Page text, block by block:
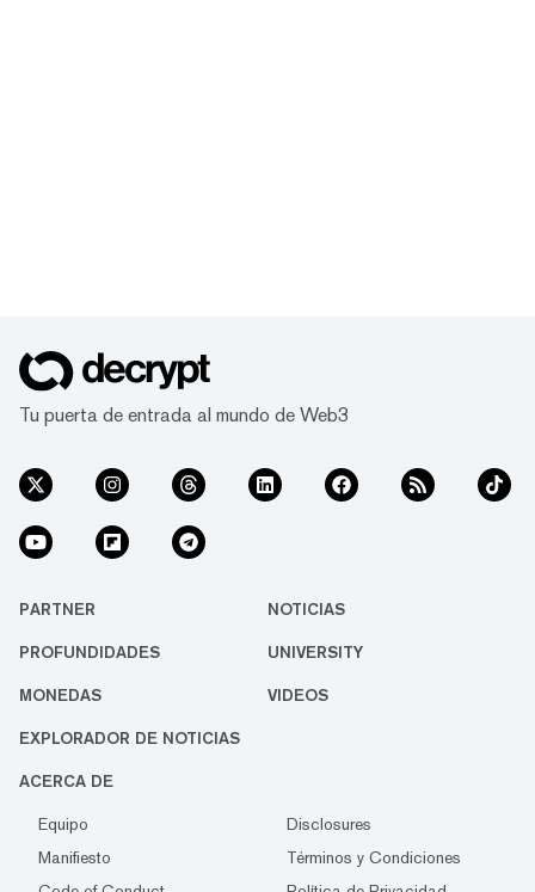
Tu puerta de entrada al mundo de Web3
PARTNER NOTICIAS
PROFUNDIDADES UNIVERSITY
MONEDAS VIDEOS
EXPLORADOR DE NOTICIAS
ACERCA DE
Equipo
Disclosures
Manifiesto
Términos y Condiciones